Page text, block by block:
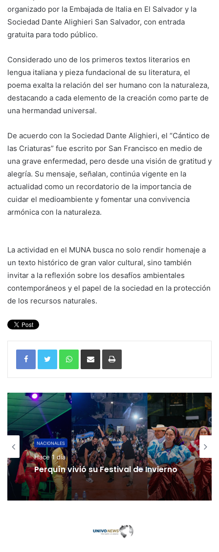
organizado por la Embajada de Italia en El Salvador y la
Sociedad Dante Alighieri San Salvador, con entrada
gratuita para todo público.
Considerado uno de los primeros textos literarios en
lengua italiana y pieza fundacional de su literatura, el
poema exalta la relación del ser humano con la naturaleza,
destacando a cada elemento de la creación como parte de
una hermandad universal.
De acuerdo con la Sociedad Dante Alighieri, el “Cántico de
las Criaturas” fue escrito por San Francisco en medio de
una grave enfermedad, pero desde una visión de gratitud y
alegría. Su mensaje, señalan, continúa vigente en la
actualidad como un recordatorio de la importancia de
cuidar el medioambiente y fomentar una convivencia
armónica con la naturaleza.
La actividad en el MUNA busca no solo rendir homenaje a
un texto histórico de gran valor cultural, sino también
invitar a la reflexión sobre los desafíos ambientales
contemporáneos y el papel de la sociedad en la protección
de los recursos naturales.
WhatsAppCompartir por correo electrónicoImprimir
NACIONALES
Hace 1 día
Perquín vivió su Festival de Invierno